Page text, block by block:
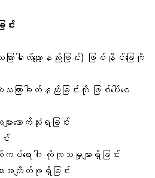
း
ြားဓါတ်လျော့နည်းခြင်း) ဖြစ်နိုင်ခြေကို
ကြားဓါတ်နည်းခြင်းကို ဖြစ်ပေါ်စေ
ျားသောက်သုံးရခြင်း
း
က်ကပ်ရောဂါ ကိုကုသမှုများရှိခြင်း
အကျိတ်ဖုရှိခြင်း